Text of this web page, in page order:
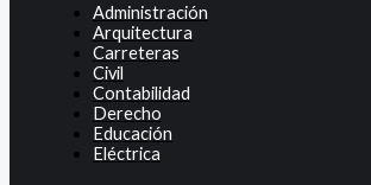
Administración
Arquitectura
Carreteras
Civil
Contabilidad
Derecho
Educación
Eléctrica